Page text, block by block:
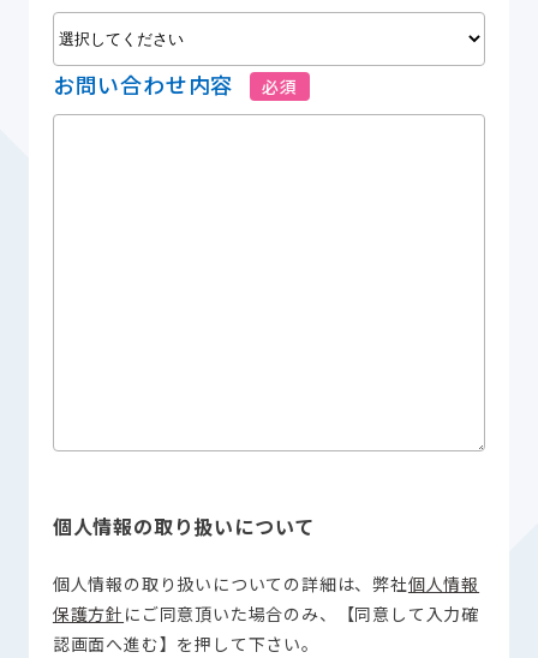
お問い合わせ内容 必須
個人情報の取り扱いについて
個人情報の取り扱いについての詳細は、弊社個人情報
保護方針 にご同意頂いた場合のみ、【同意して入力確
認画面へ進む】を押して下さい。